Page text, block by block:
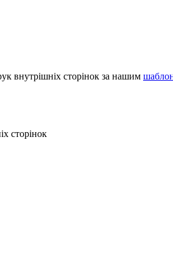
внутрішніх сторінок за нашим
сторінок